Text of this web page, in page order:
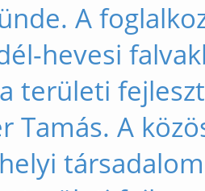
A
hevesi
területi
Tamás. A